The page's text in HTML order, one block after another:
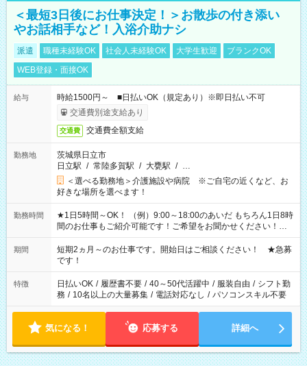
＜最短3日後にお仕事決定！＞お散歩の付き添い
やお話相手など！入浴介助ナシ
派遣 職種未経験OK 社会人未経験OK 大学生歓迎
ブランクOK
WEB登録・面接OK
給与
時給1500円～ ■日払いOK（規定あり）※即日払い不可
交通費別途支給あり
交通費 交通費全額支給
勤務地
茨城県日立市
日立駅 / 常陸多賀駅 / 大甕駅 / …
＜選べる勤務地＞介護施設や病院 ※ご自宅の近くなど、お
好きな場所を選べます！
勤務時間
★1日5時間～OK！ （例）9:00～18:00のあいだ もちろん1日8時
間のお仕事もご紹介可能です！ご希望をお聞かせください！★
家庭の都合でお休みが必要な場合も遠慮なくご相談ください。
※週最低15時間以上の勤務が必要です
期間
短期2ヵ月～のお仕事です。開始日はご相談ください！ ★急募
です！
特徴 日払いOK / 履歴書不要 / 40～50代活躍中 / 服装自由 / シフト勤
務 / 10名以上の大量募集 / 電話対応なし / パソコンスキル不要
気になる！ 応募する 詳細へ